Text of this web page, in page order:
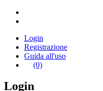
Login
Registrazione
Guida all'uso
(0)
Login